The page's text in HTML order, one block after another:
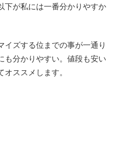
下が私には一番分かりやすか
ズする位までの事が一通り
も分かりやすい。値段も安い
ススメします。